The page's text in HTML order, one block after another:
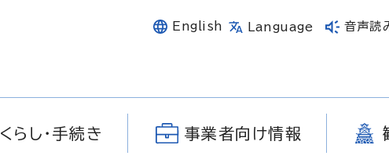
English Language 音声読
くらし・手続き 事業者向け情報